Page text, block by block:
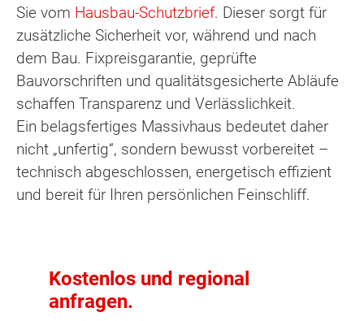
Sie vom Hausbau-Schutzbrief. Dieser sorgt für
zusätzliche Sicherheit vor, während und nach
dem Bau. Fixpreisgarantie, geprüfte
Bauvorschriften und qualitätsgesicherte Abläufe
schaffen Transparenz und Verlässlichkeit.
Ein belagsfertiges Massivhaus bedeutet daher
nicht „unfertig“, sondern bewusst vorbereitet –
technisch abgeschlossen, energetisch effizient
und bereit für Ihren persönlichen Feinschliff.
Kostenlos und regional
anfragen.